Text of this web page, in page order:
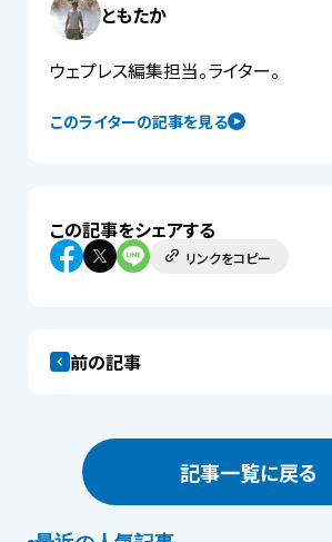
ともたか
このライターの記事を見る
ウェプレス編集担当。ライター。
この記事をシェアする
リンクをコピー
前の記事
記事一覧に戻る